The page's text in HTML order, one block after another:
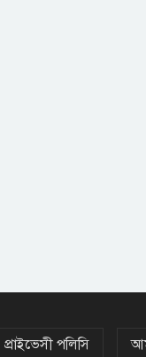
প্রাইভেসী পলিসি